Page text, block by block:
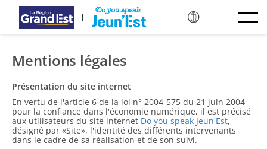
Langkau ke kandungan utama
Mentions légales
Présentation du site internet
En vertu de l'article 6 de la loi n° 2004-575 du 21 juin 2004
pour la confiance dans l'économie numérique, il est précisé
aux utilisateurs du site internet Do you speak Jeun'Est,
désigné par «Site», l'identité des différents intervenants
dans le cadre de sa réalisation et de son suivi.